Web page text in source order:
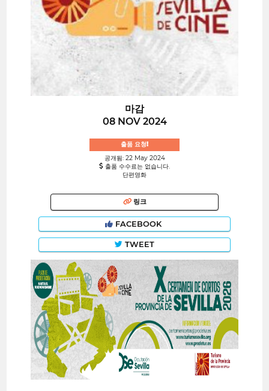
마감
08 NOV 2024
출품 요청!
공개됨: 22 May 2024
출품 수수료는 없습니다.
단편영화
링크
FACEBOOK
TWEET